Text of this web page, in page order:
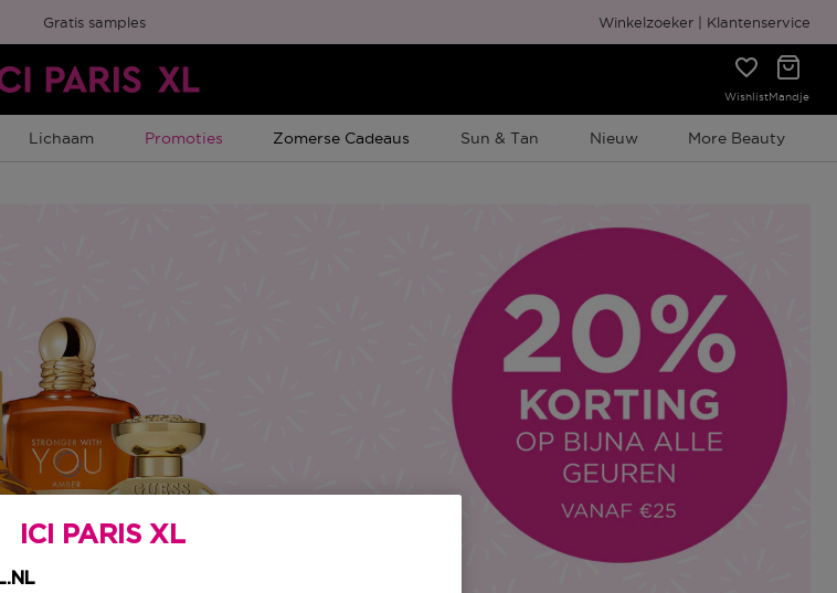
Gratis samples Gratis cadeauverpakking
Winkelzoeker Klantenservice
WishlistMandje
Lichaam Tijdelijke Promotie
Promoties Tijdelijke Promotie
Zomerse Cadeaus Sun & Tan Nieuw More Beauty
ICI PARIS XL